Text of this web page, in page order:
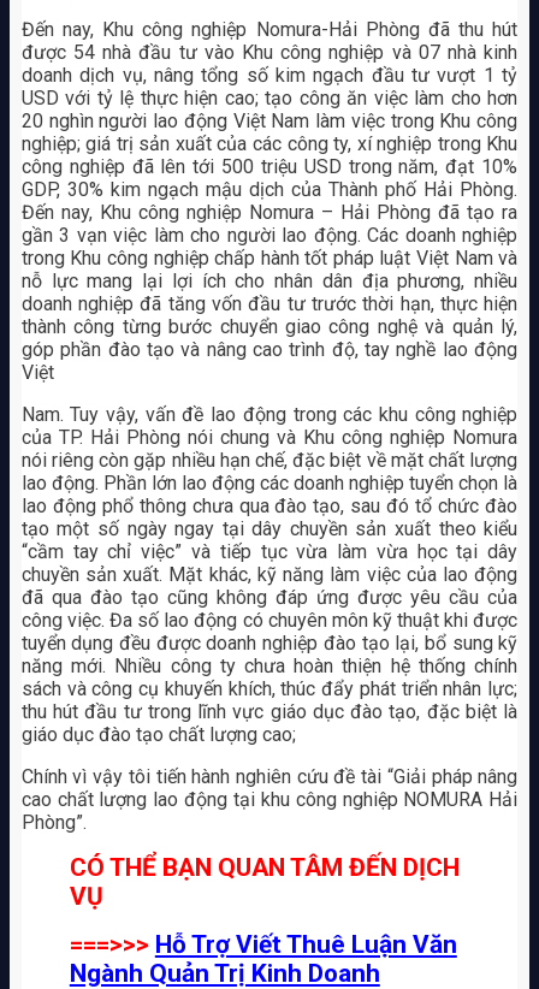
Đến nay, Khu công nghiệp Nomura-Hải Phòng đã thu hút
được 54 nhà đầu tư vào Khu công nghiệp và 07 nhà kinh
doanh dịch vụ, nâng tổng số kim ngạch đầu tư vượt 1 tỷ
USD với tỷ lệ thực hiện cao; tạo công ăn việc làm cho hơn
20 nghìn người lao động Việt Nam làm việc trong Khu công
nghiệp; giá trị sản xuất của các công ty, xí nghiệp trong Khu
công nghiệp đã lên tới 500 triệu USD trong năm, đạt 10%
GDP, 30% kim ngạch mậu dịch của Thành phố Hải Phòng.
Đến nay, Khu công nghiệp Nomura – Hải Phòng đã tạo ra
gần 3 vạn việc làm cho người lao động. Các doanh nghiệp
trong Khu công nghiệp chấp hành tốt pháp luật Việt Nam và
nỗ lực mang lại lợi ích cho nhân dân địa phương, nhiều
doanh nghiệp đã tăng vốn đầu tư trước thời hạn, thực hiện
thành công từng bước chuyển giao công nghệ và quản lý,
góp phần đào tạo và nâng cao trình độ, tay nghề lao động
Việt
Nam. Tuy vậy, vấn đề lao động trong các khu công nghiệp
của TP. Hải Phòng nói chung và Khu công nghiệp Nomura
nói riêng còn gặp nhiều hạn chế, đặc biệt về mặt chất lượng
lao động. Phần lớn lao động các doanh nghiệp tuyển chọn là
lao động phổ thông chưa qua đào tạo, sau đó tổ chức đào
tạo một số ngày ngay tại dây chuyền sản xuất theo kiểu
“cầm tay chỉ việc” và tiếp tục vừa làm vừa học tại dây
chuyền sản xuất. Mặt khác, kỹ năng làm việc của lao động
đã qua đào tạo cũng không đáp ứng được yêu cầu của
công việc. Đa số lao động có chuyên môn kỹ thuật khi được
tuyển dụng đều được doanh nghiệp đào tạo lại, bổ sung kỹ
năng mới. Nhiều công ty chưa hoàn thiện hệ thống chính
sách và công cụ khuyến khích, thúc đẩy phát triển nhân lực;
thu hút đầu tư trong lĩnh vực giáo dục đào tạo, đặc biệt là
giáo dục đào tạo chất lượng cao;
Chính vì vậy tôi tiến hành nghiên cứu đề tài “Giải pháp nâng
cao chất lượng lao động tại khu công nghiệp NOMURA Hải
Phòng”.
CÓ THỂ BẠN QUAN TÂM ĐẾN DỊCH
VỤ
===>>> Hỗ Trợ Viết Thuê Luận Văn
Ngành Quản Trị Kinh Doanh